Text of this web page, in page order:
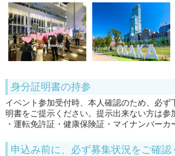
身分証明書の持参
イベント参加受付時、本人確認のため、必ず
明書をご提示ください。提示出来ない方は参
・運転免許証・健康保険証・マイナンバーカ
申込み前に、必ず募集状況をご確認